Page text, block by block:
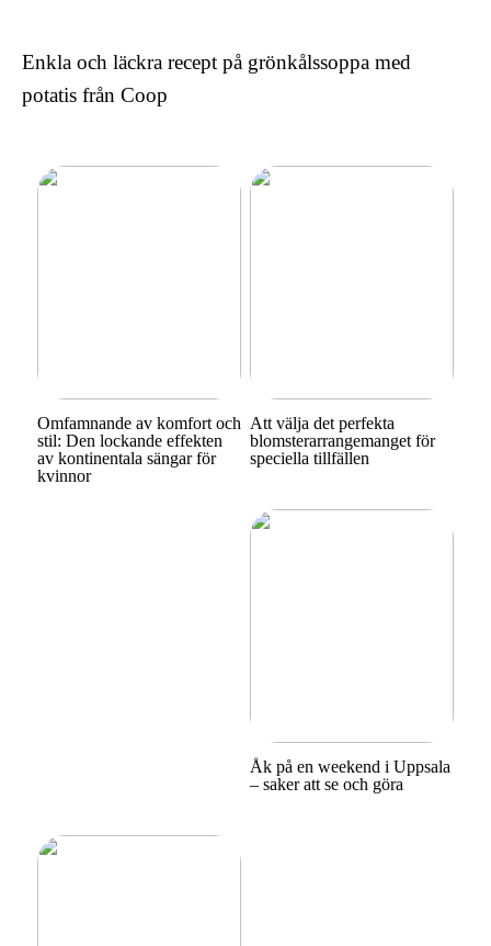
Enkla och läckra recept på grönkålssoppa med
potatis från Coop
Omfamnande av komfort och
stil: Den lockande effekten
av kontinentala sängar för
kvinnor
Att välja det perfekta
blomsterarrangemanget för
speciella tillfällen
Åk på en weekend i Uppsala
– saker att se och göra